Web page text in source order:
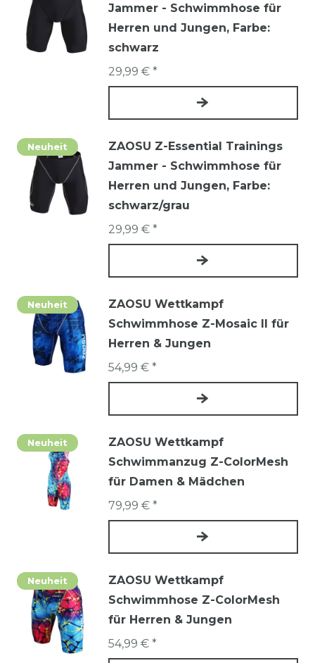
Jammer - Schwimmhose für
Herren und Jungen, Farbe:
schwarz
29,99 € *
Neuheit
ZAOSU Z-Essential Trainings
Jammer - Schwimmhose für
Herren und Jungen, Farbe:
schwarz/grau
29,99 € *
Neuheit
ZAOSU Wettkampf
Schwimmhose Z-Mosaic II für
Herren & Jungen
54,99 € *
Neuheit
ZAOSU Wettkampf
Schwimmanzug Z-ColorMesh
für Damen & Mädchen
79,99 € *
Neuheit
ZAOSU Wettkampf
Schwimmhose Z-ColorMesh
für Herren & Jungen
54,99 € *